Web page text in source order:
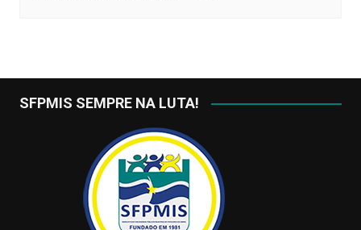
SFPMIS SEMPRE NA LUTA!